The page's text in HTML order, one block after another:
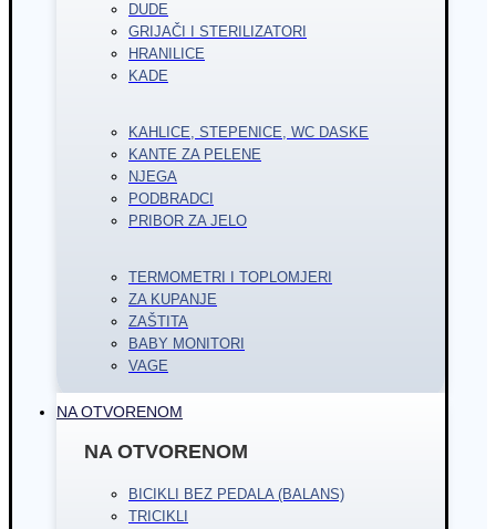
DUDE
GRIJAČI I STERILIZATORI
HRANILICE
KADE
KAHLICE, STEPENICE, WC DASKE
KANTE ZA PELENE
NJEGA
PODBRADCI
PRIBOR ZA JELO
TERMOMETRI I TOPLOMJERI
ZA KUPANJE
ZAŠTITA
BABY MONITORI
VAGE
NA OTVORENOM
NA OTVORENOM
BICIKLI BEZ PEDALA (BALANS)
TRICIKLI